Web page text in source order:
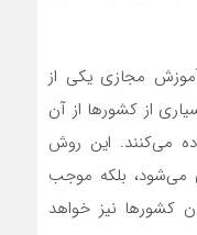
مجازی یکی از
از کشورها از آن
می‌کنند. این روش
می‌شود، بلکه موجب
کشورها نیز خواهد